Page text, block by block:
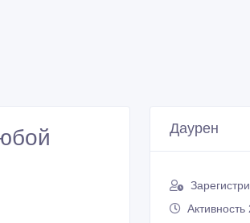
Даурен